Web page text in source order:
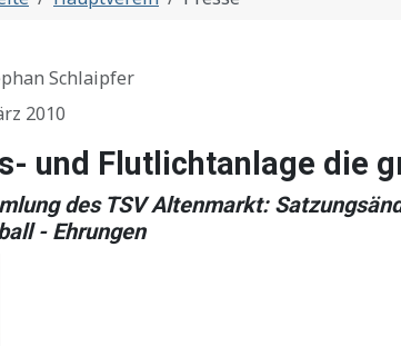
Schlaipfer
2010
und Flutlichtanlage die
des TSV Altenmarkt:
- Ehrungen